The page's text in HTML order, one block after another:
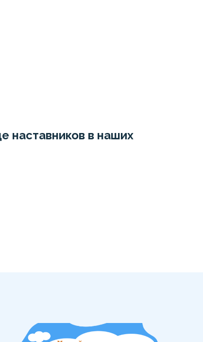
наставников в наших